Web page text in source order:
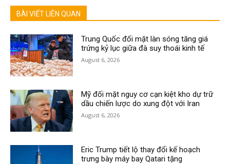
BÀI VIẾT LIÊN QUAN
Trung Quốc đối mặt làn sóng tăng giá
trứng kỷ lục giữa đà suy thoái kinh tế
August 6, 2026
Mỹ đối mặt nguy cơ cạn kiệt kho dự trữ
dầu chiến lược do xung đột với Iran
August 6, 2026
Eric Trump tiết lộ thay đổi kế hoạch
trưng bày máy bay Qatari tặng